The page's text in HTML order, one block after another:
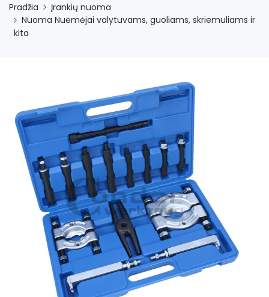
Pradžia
Įrankių nuoma
Nuoma Nuėmėjai valytuvams, guoliams, skriemuliams ir
kita